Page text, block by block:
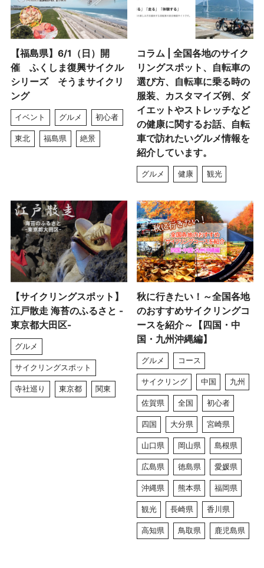
【福島県】6/1（日）開
催 ふくしま復興サイクル
シリーズ そうまサイクリ
ング
イベント グルメ 初心者
東北 福島県 絶景
コラム | 全国各地のサイク
リングスポット、自転車の
選び方、自転車に乗る時の
服装、カスタマイズ例、ダ
イエットやストレッチなど
の健康に関するお話、自転
車で訪れたいグルメ情報を
紹介しています。
グルメ 健康 観光
【サイクリングスポット】
江戸散走 海苔のふるさと -
東京都大田区-
グルメ
サイクリングスポット
寺社巡り 東京都 関東
秋に行きたい！～全国各地
のおすすめサイクリングコ
ースを紹介～【四国・中
国・九州沖縄編】
グルメ コース
サイクリング 中国 九州
佐賀県 全国 初心者
四国 大分県 宮崎県
山口県 岡山県 島根県
広島県 徳島県 愛媛県
沖縄県 熊本県 福岡県
観光 長崎県 香川県
高知県 鳥取県 鹿児島県